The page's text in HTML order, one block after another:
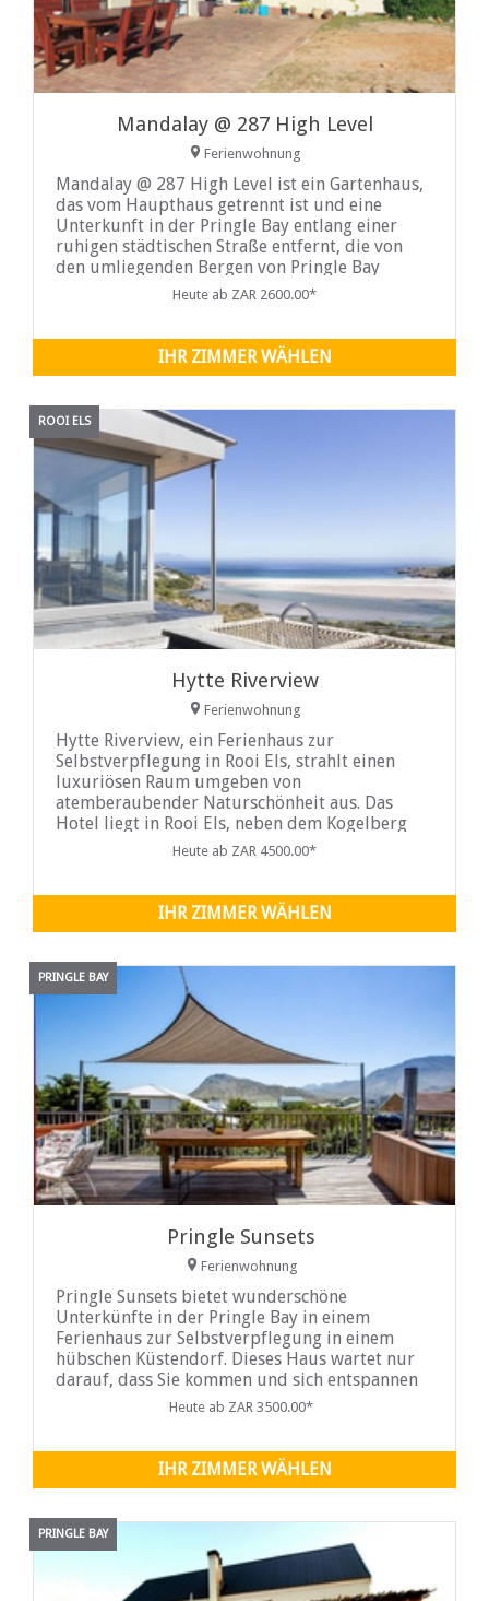
Mandalay @ 287 High Level
Ferienwohnung
Mandalay @ 287 High Level ist ein Gartenhaus,
das vom Haupthaus getrennt ist und eine
Unterkunft in der Pringle Bay entlang einer
ruhigen städtischen Straße entfernt, die von
den umliegenden Bergen von Pringle Bay
unterstützt wirdHeute ab ZAR 2600.00*
IHR ZIMMER WÄHLEN
ROOI ELS
Hytte Riverview
Ferienwohnung
Hytte Riverview, ein Ferienhaus zur
Selbstverpflegung in Rooi Els, strahlt einen
luxuriösen Raum umgeben von
atemberaubender Naturschönheit aus. Das
Hotel liegt in Rooi Els, neben dem Kogelberg
Biosphärenreservat, einem Naturschutzgebiet,
nahegelegene Flüsse, wunderschöne
Heute ab ZAR 4500.00*
IHR ZIMMER WÄHLEN
PRINGLE BAY
Pringle Sunsets
Ferienwohnung
Pringle Sunsets bietet wunderschöne
Unterkünfte in der Pringle Bay in einem
Ferienhaus zur Selbstverpflegung in einem
hübschen Küstendorf. Dieses Haus wartet nur
darauf, dass Sie kommen und sich entspannen
Heute ab ZAR 3500.00*
IHR ZIMMER WÄHLEN
PRINGLE BAY